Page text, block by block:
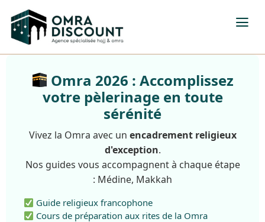
Omra 2026 : Accomplissez
votre pèlerinage en toute
sérénité
Vivez la Omra avec un encadrement religieux
d'exception.
Nos guides vous accompagnent à chaque étape
: Médine, Makkah
Guide religieux francophone
Cours de préparation aux rites de la Omra